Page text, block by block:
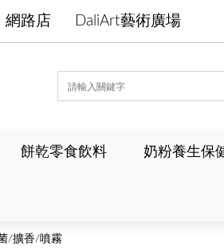
網路店 DaliArt藝術廣場
餅乾零食飲料 奶粉養生保
/擴香/噴霧